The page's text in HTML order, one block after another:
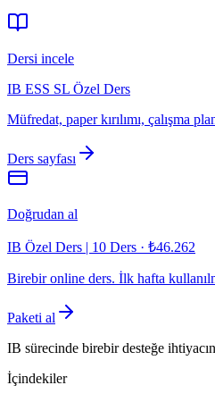
Dersi incele
IB ESS SL Özel Ders
Müfredat, paper kırılımı, çalışma
Ders sayfası
Doğrudan al
IB Özel Ders | 10 Ders · ₺46.262
Birebir online ders. İlk hafta
Paketi al
IB sürecinde birebir desteğe
İçindekiler